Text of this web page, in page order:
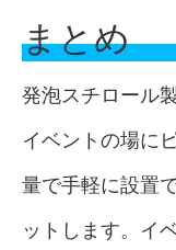
まとめ
発泡スチロール
イベントの場に
量で手軽に設置
ットします。イ